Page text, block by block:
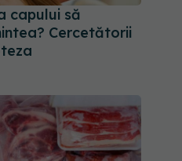
capului să
Cercetătorii